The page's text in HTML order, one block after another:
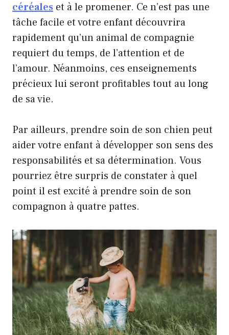
céréales et à le promener. Ce n’est pas une
tâche facile et votre enfant découvrira
rapidement qu’un animal de compagnie
requiert du temps, de l’attention et de
l’amour. Néanmoins, ces enseignements
précieux lui seront profitables tout au long
de sa vie.
Par ailleurs, prendre soin de son chien peut
aider votre enfant à développer son sens des
responsabilités et sa détermination. Vous
pourriez être surpris de constater à quel
point il est excité à prendre soin de son
compagnon à quatre pattes.